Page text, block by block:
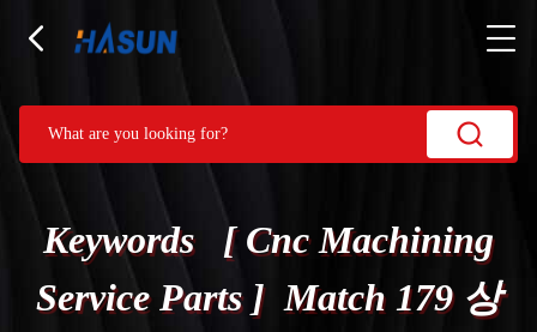
Keywords [ Cnc Machining
Service Parts ] Match 179 상